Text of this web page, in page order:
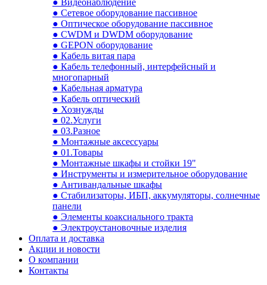
● Видеонаблюдение
● Сетевое оборудование пассивное
● Оптическое оборудование пассивное
● CWDM и DWDM оборудование
● GEPON оборудование
● Кабель витая пара
● Кабель телефонный, интерфейсный и
многопарный
● Кабельная арматура
● Кабель оптический
● Хознужды
● 02.Услуги
● 03.Разное
● Монтажные аксессуары
● 01.Товары
● Монтажные шкафы и стойки 19"
● Инструменты и измерительное оборудование
● Антивандальные шкафы
● Стабилизаторы, ИБП, аккумуляторы, солнечные
панели
● Элементы коаксиального тракта
● Электроустановочные изделия
Оплата и доставка
Акции и новости
О компании
Контакты